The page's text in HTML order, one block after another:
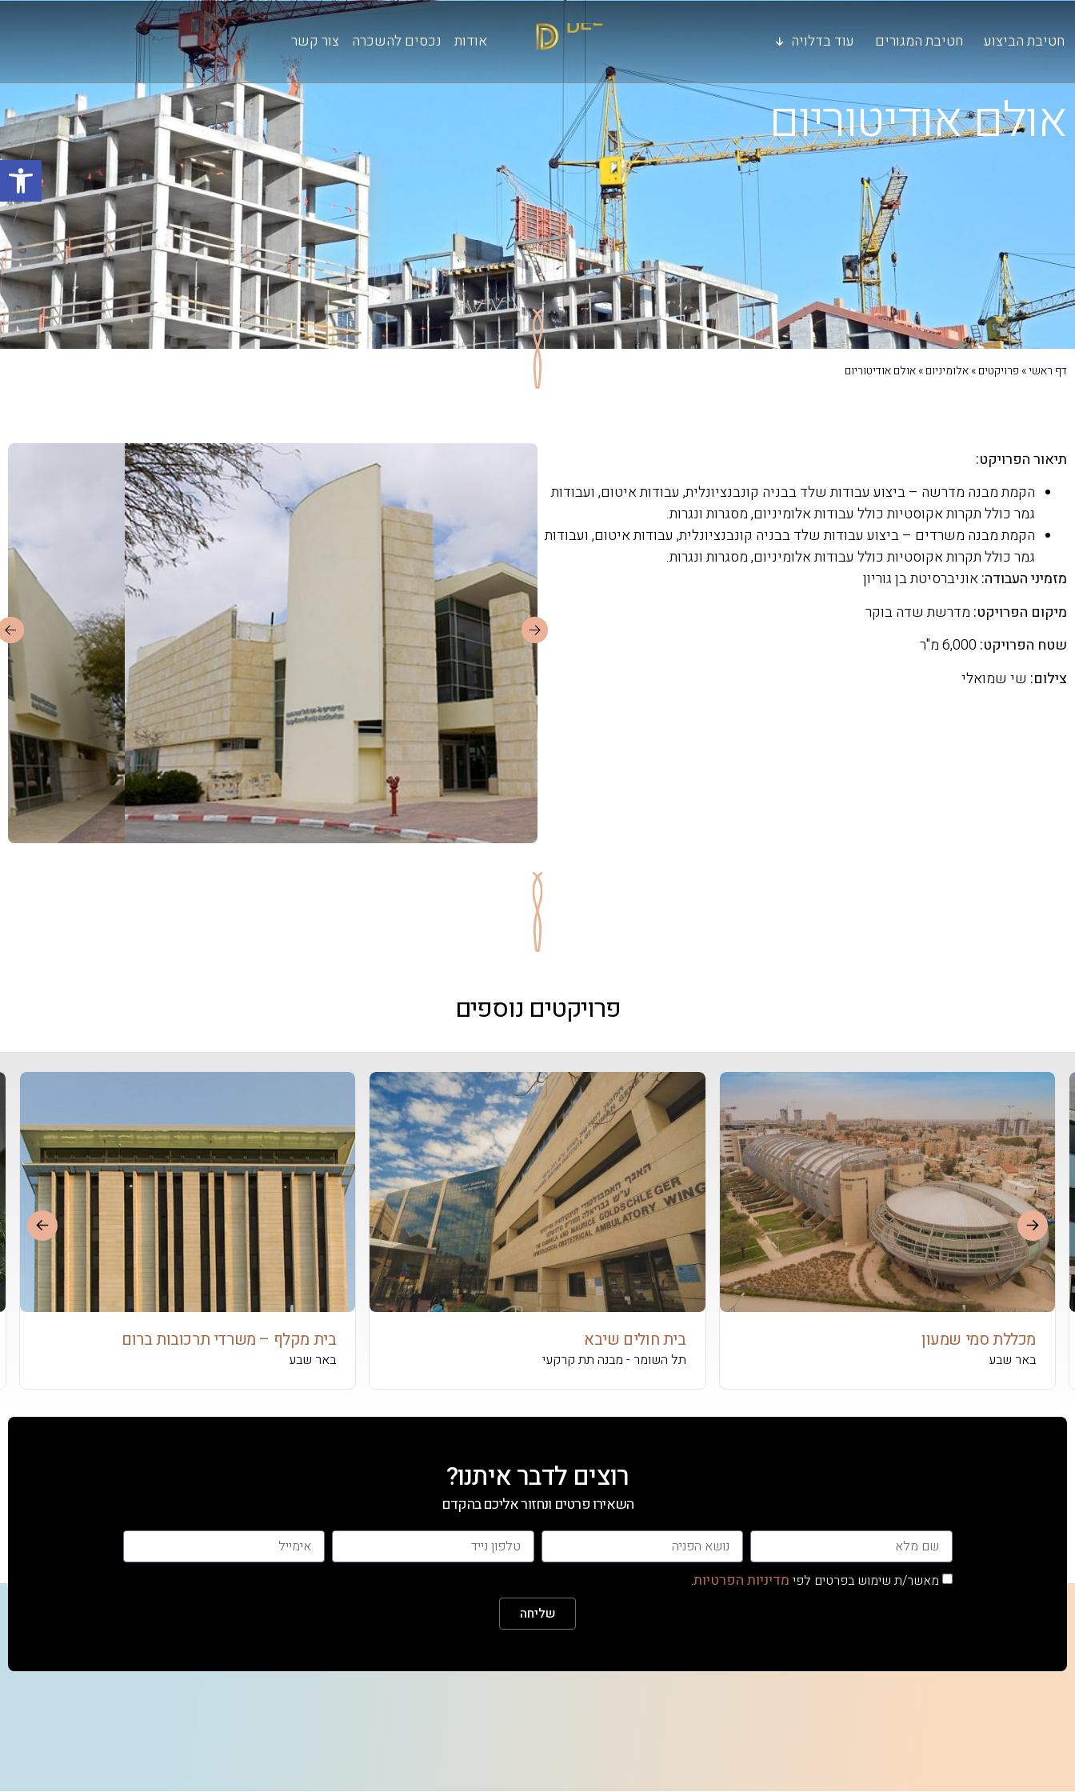
חטיבת הביצוע חטיבת המגורים עוד בדלויה אודות נכסים להשכרה צור קשר
אולם אודיטוריום
דף ראשי» פרויקטים»אלומיניום»אולם אודיטוריום
תיאור הפרויקט:
הקמת מבנה מדרשה – ביצוע עבודות שלד בבניה קונבנציונלית, עבודות איטום, ועבודות
גמר כולל תקרות אקוסטיות כולל עבודות אלומיניום, מסגרות ונגרות.
הקמת מבנה משרדים – ביצוע עבודות שלד בבניה קונבנציונלית, עבודות איטום, ועבודות
גמר כולל תקרות אקוסטיות כולל עבודות אלומיניום, מסגרות ונגרות.
מזמיני העבודה:אוניברסיטת בן גוריון
מיקום הפרויקט: מדרשת שדה בוקר
שטח הפרויקט:
צילום: שי שמואלי
פרויקטים נוספים
מכללת סמי שמעון
באר שבע
בית חולים שיבא
תל השומר - מבנה תת קרקעי
בית מקלף – משרדי תרכובות ברום
באר שבע
רוצים לדבר איתנו?
השאירו פרטים ונחזור אליכם בהקדם
מאשר/ת שימוש בפרטים לפי מדיניות הפרטיות.
שליחה